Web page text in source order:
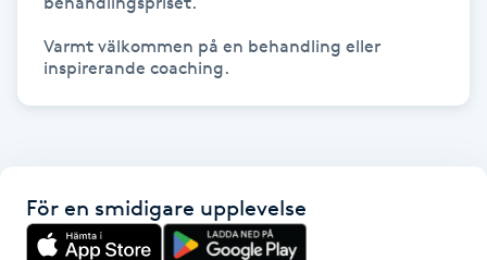
Hårbottenbehandling
Hårförlängning
Hälsa
Varmt välkommen på en behandling eller
inspirerande coaching.
För en smidigare upplevelse